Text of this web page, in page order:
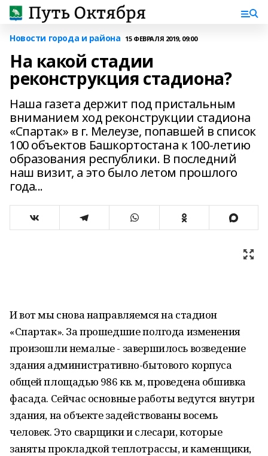
Новости города и района 15 ФЕВРАЛЯ 2019, 09:00
На какой стадии
реконструкция стадиона?
Наша газета держит под пристальным
вниманием ход реконструкции стадиона
«Спартак» в г. Мелеузе, попавшей в список
100 объектов Башкортостана к 100-летию
образования республики. В последний
наш визит, а это было летом прошлого
года...
И вот мы снова направляемся на стадион
«Спартак». За прошедшие полгода изменения
произошли немалые - завершилось возведение
здания административно-бытового корпуса
общей площадью 986 кв. м, проведена обшивка
фасада. Сейчас основные работы ведутся внутри
здания, на объекте задействованы восемь
человек. Это сварщики и слесари, которые
заняты прокладкой теплотрассы, и каменщики,